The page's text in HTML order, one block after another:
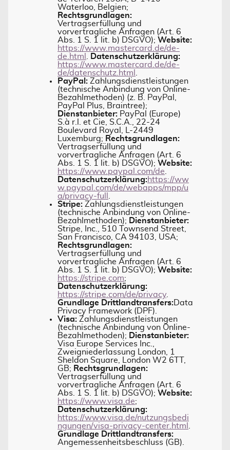
Waterloo, Belgien;
Rechtsgrundlagen:
Vertragserfüllung und
vorvertragliche Anfragen (Art. 6
Abs. 1 S. 1 lit. b) DSGVO); Website:
https://www.mastercard.de/de-
de.html
Datenschutzerklärung:
https://www.mastercard.de/de-
de/datenschutz.html
PayPal: Zahlungsdienstleistungen
(technische Anbindung von Online-
Bezahlmethoden) (z. B. PayPal,
PayPal Plus, Braintree);
Dienstanbieter: PayPal (Europe)
S.à r.l. et Cie, S.C.A., 22-24
Boulevard Royal, L-2449
Luxemburg; Rechtsgrundlagen:
Vertragserfüllung und
vorvertragliche Anfragen (Art. 6
Abs. 1 S. 1 lit. b) DSGVO); Website:
https://www.paypal.com/de
Datenschutzerklärung:https://ww
w.paypal.com/de/webapps/mpp/u
a/privacy-full
Stripe: Zahlungsdienstleistungen
(technische Anbindung von Online-
Bezahlmethoden); Dienstanbieter:
Stripe, Inc., 510 Townsend Street,
San Francisco, CA 94103, USA;
Rechtsgrundlagen:
Vertragserfüllung und
vorvertragliche Anfragen (Art. 6
Abs. 1 S. 1 lit. b) DSGVO); Website:
https://stripe.com;
Datenschutzerklärung:
https://stripe.com/de/privacy
Grundlage Drittlandtransfers: Data
Privacy Framework (DPF).
Visa: Zahlungsdienstleistungen
(technische Anbindung von Online-
Bezahlmethoden); Dienstanbieter:
Visa Europe Services Inc.,
Zweigniederlassung London, 1
Sheldon Square, London W2 6TT,
GB; Rechtsgrundlagen:
Vertragserfüllung und
vorvertragliche Anfragen (Art. 6
Abs. 1 S. 1 lit. b) DSGVO); Website:
https://www.visa.de;
Datenschutzerklärung:
https://www.visa.de/nutzungsbedi
ngungen/visa-privacy-center.html
Grundlage Drittlandtransfers:
Angemessenheitsbeschluss (GB).